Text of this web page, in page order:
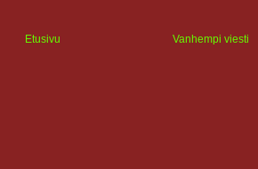
Vanhempi viesti
Etusivu